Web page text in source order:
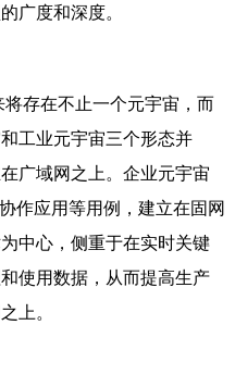
广度和深度。
存在不止一个元宇宙，而
工业元宇宙三个形态并
广域网之上。企业元宇宙
作应用等用例，建立在固网
中心，侧重于在实时关键
使用数据，从而提高生产
上。